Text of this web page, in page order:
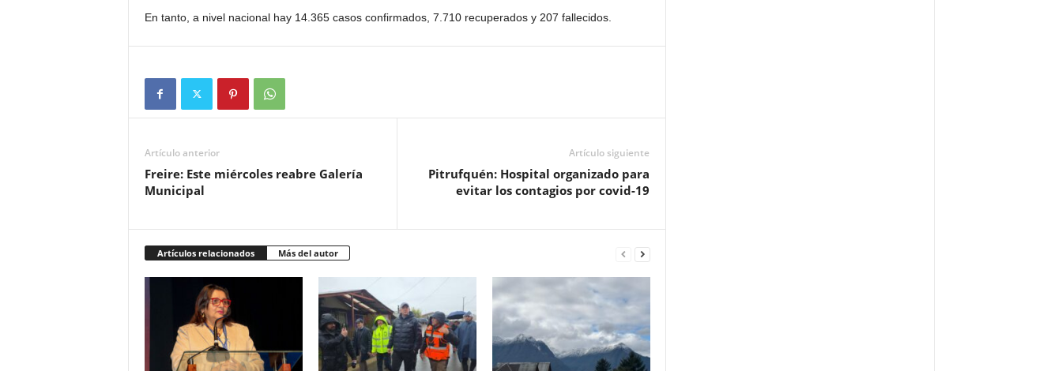
En tanto, a nivel nacional hay 14.365 casos confirmados, 7.710 recuperados y 207 fallecidos.
Artículo anterior
Freire: Este miércoles reabre Galería
Municipal
Artículo siguiente
Pitrufquén: Hospital organizado para
evitar los contagios por covid-19
Artículos relacionados Más del autor